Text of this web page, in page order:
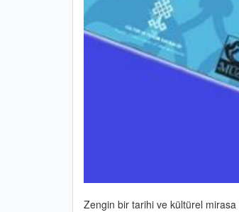
Zengin bir tarihi ve kültürel